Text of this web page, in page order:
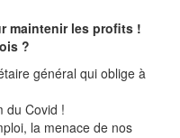
maintenir les profits !
?
général qui oblige à
du Covid !
la menace de nos